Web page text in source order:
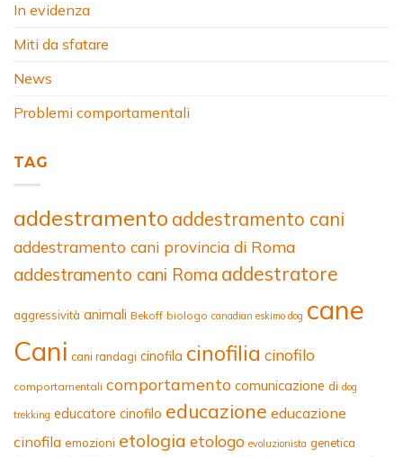
In evidenza
Miti da sfatare
News
Problemi comportamentali
TAG
addestramento addestramento cani
addestramento cani provincia di Roma
addestramento cani Roma addestratore
aggressività animali Bekoff biologo canadian eskimo dog cane
Cani cani randagi cinofila cinofilia cinofilo
comportamentali comportamento comunicazione di dog
trekking educatore cinofilo educazione educazione
cinofila emozioni etologia etologo evoluzionista genetica